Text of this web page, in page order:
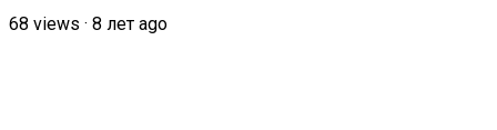
68 views · 8 лет ago